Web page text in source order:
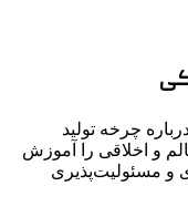
چرخه تولید
و اخلاقی را آموزش
و مسئولیت‌پذیری